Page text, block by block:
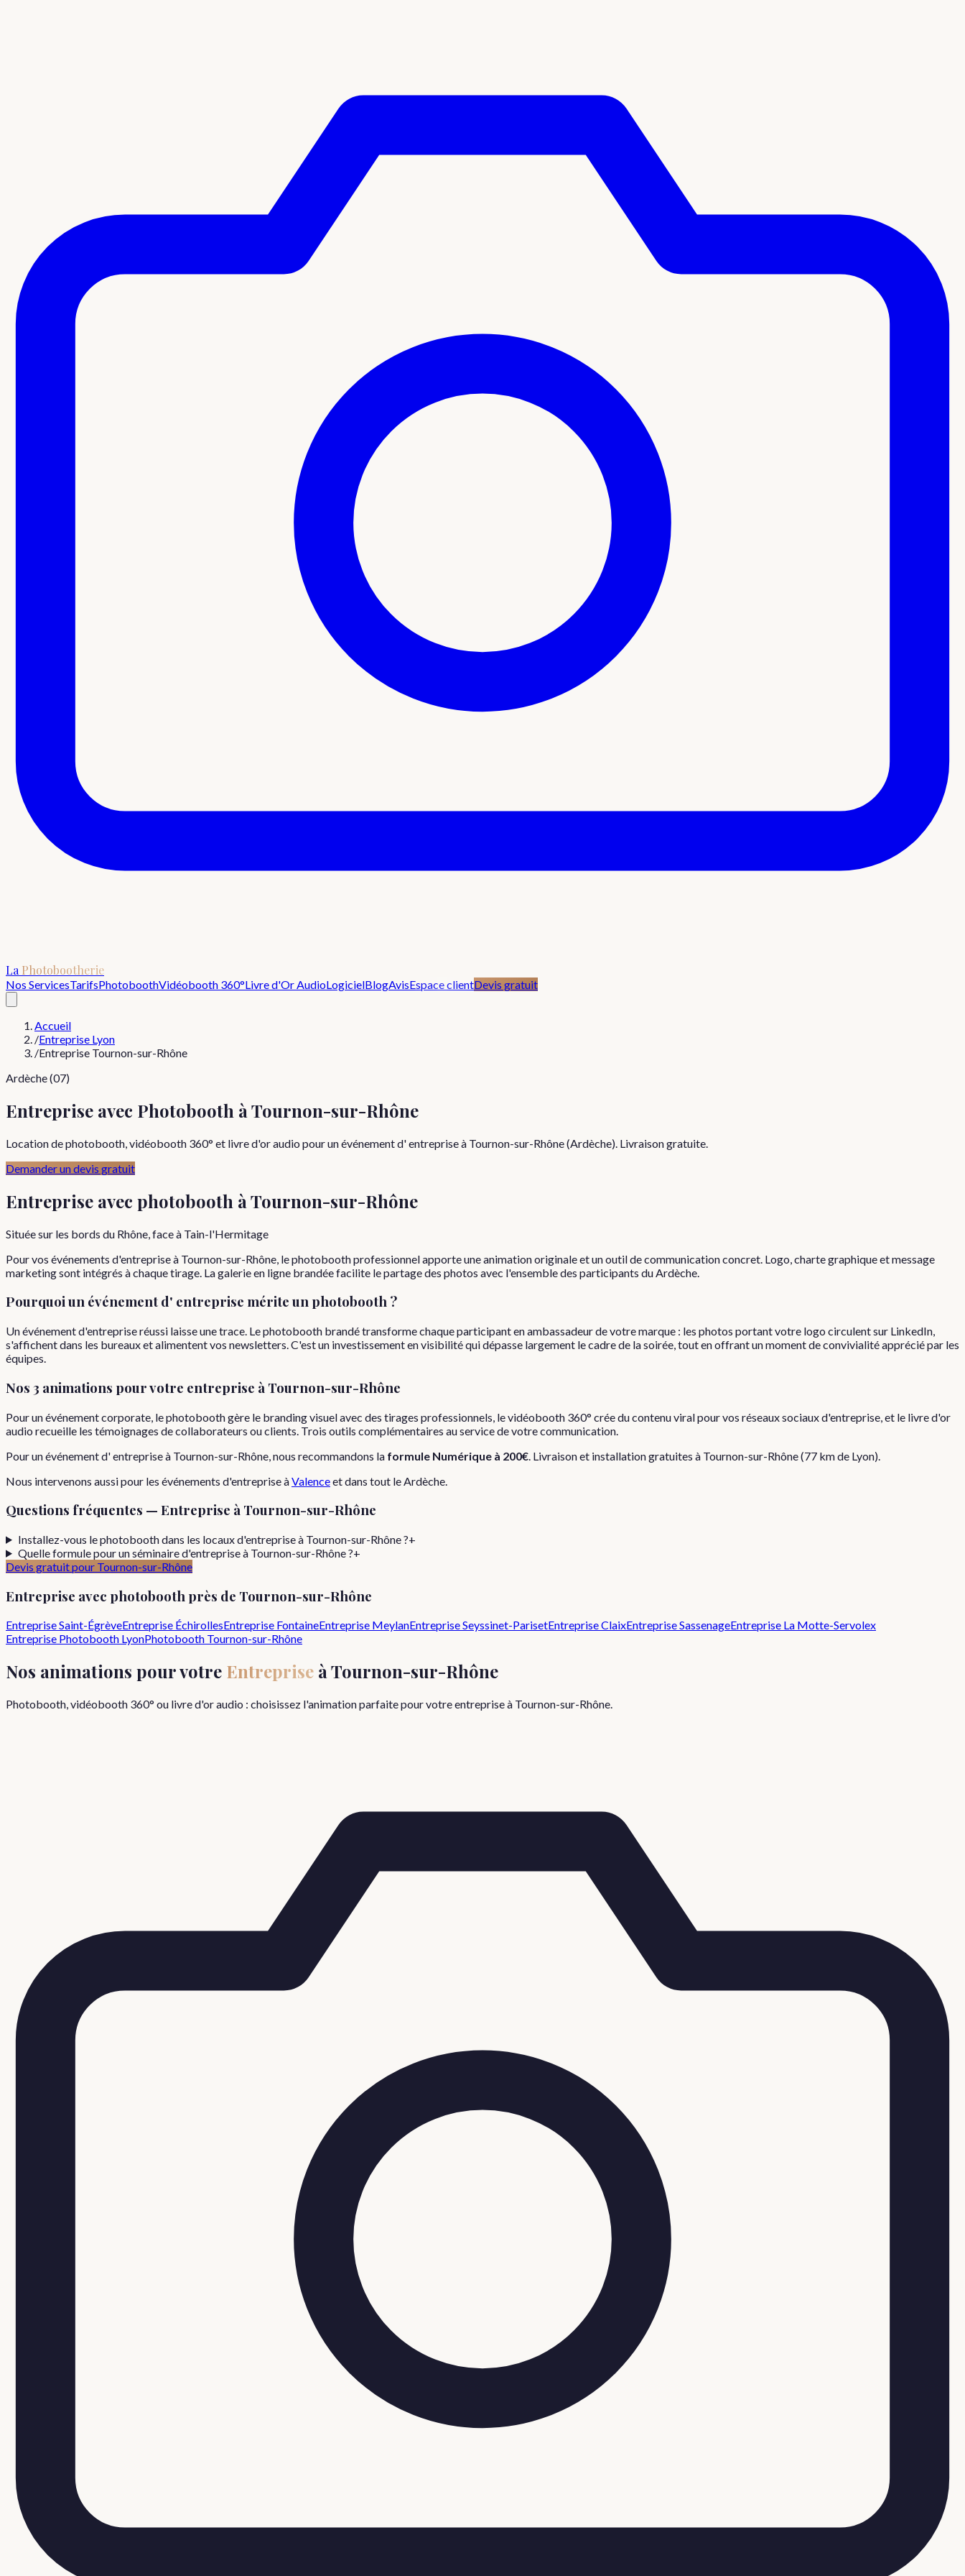
La Photobootherie
Nos ServicesTarifsPhotoboothVidéobooth 360°Livre d'Or AudioLogicielBlogAvisEspace clientDevis gratuit
Accueil
/Entreprise Lyon
/Entreprise Tournon-sur-Rhône
Ardèche (07)
Entreprise avec Photobooth à Tournon-sur-Rhône
Location de photobooth, vidéobooth 360° et livre d'or audio pour un événement d' entreprise à Tournon-sur-Rhône (Ardèche). Livraison gratuite.
Demander un devis gratuit
Entreprise avec photobooth à Tournon-sur-Rhône
Située sur les bords du Rhône, face à Tain-l'Hermitage
Pour vos événements d'entreprise à Tournon-sur-Rhône, le photobooth professionnel apporte une animation originale et un outil de communication concret. Logo, charte graphique et message
marketing sont intégrés à chaque tirage. La galerie en ligne brandée facilite le partage des photos avec l'ensemble des participants du Ardèche.
Pourquoiun événement d' entreprise mérite un photobooth ?
Un événement d'entreprise réussi laisse une trace. Le photobooth brandé transforme chaque participant en ambassadeur de votre marque : les photos portant votre logo circulent sur LinkedIn,
s'affichent dans les bureaux et alimentent vos newsletters. C'est un investissement en visibilité qui dépasse largement le cadre de la soirée, tout en offrant un moment de convivialité apprécié par les
équipes.
Nos 3 animations pour votre entreprise à Tournon-sur-Rhône
Pour un événement corporate, le photobooth gère le branding visuel avec des tirages professionnels, le vidéobooth 360° crée du contenu viral pour vos réseaux sociaux d'entreprise, et le livre d'or
audio recueille les témoignages de collaborateurs ou clients. Trois outils complémentaires au service de votre communication.
Pourun événement d'entrepriseà Tournon-sur-Rhône , nous recommandons la formule Numérique à 200€ . Livraison et installation gratuites à Tournon-sur-Rhône(77 km de Lyon).
Nous intervenons aussi pour les événements d'entrepriseàValenceet dans tout le Ardèche
Questions fréquentes — Entreprise à Tournon-sur-Rhône
Installez-vous le photobooth dans les locaux d'entreprise à Tournon-sur-Rhône ?+
Quelle formule pour un séminaire d'entreprise à Tournon-sur-Rhône ?+
Devis gratuit pour Tournon-sur-Rhône
Entreprise avec photobooth près de Tournon-sur-Rhône
EntrepriseSaint-ÉgrèveEntreprise ÉchirollesEntreprise FontaineEntreprise MeylanEntrepriseSeyssinet-ParisetEntrepriseClaixEntrepriseSassenageEntreprise La Motte-Servolex
Entreprise Photobooth LyonPhotobooth Tournon-sur-Rhône
Nos animations pour votre Entreprise à Tournon-sur-Rhône
Photobooth, vidéobooth 360° ou livre d'or audio : choisissez l'animation parfaite pour votreentrepriseà Tournon-sur-Rhône.